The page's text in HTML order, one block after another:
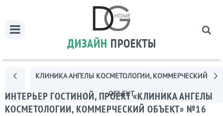
ДИЗАЙН ПРОЕКТЫ
КЛИНИКА АНГЕЛЫ КОСМЕТОЛОГИИ, КОММЕРЧЕСКИЙ
ОБЪЕКТ
ИНТЕРЬЕР ГОСТИНОЙ, ПРОЕКТ «КЛИНИКА АНГЕЛЫ
КОСМЕТОЛОГИИ, КОММЕРЧЕСКИЙ ОБЪЕКТ» №16